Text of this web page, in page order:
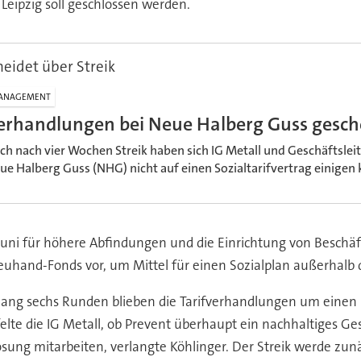
soll geschlossen werden.
über Streik
bei Neue Halberg Guss
nach vier Wochen Streik haben sich IG Metall und
Halberg Guss (NHG) nicht auf einen Sozialtarifvertrag einigen
für höhere Abfindungen und die Einrichtung von
Fonds vor, um Mittel für einen Sozialplan außerhalb
sechs Runden blieben die Tarifverhandlungen um
die IG Metall, ob Prevent überhaupt ein nachhaltiges
mitarbeiten, verlangte Köhlinger. Der Streik werde